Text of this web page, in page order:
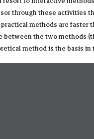
through these activities
methods are faster
the two methods
method is the basis in